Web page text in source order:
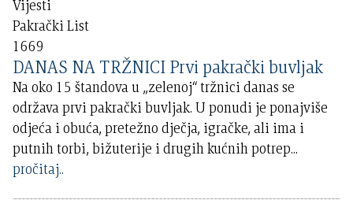
Vijesti
Pakrački List
1669
DANAS NA TRŽNICI Prvi pakrački buvljak
Na oko 15 štandova u „zelenoj“ tržnici danas se
održava prvi pakrački buvljak. U ponudi je ponajviše
odjeća i obuća, pretežno dječja, igračke, ali ima i
putnih torbi, bižuterije i drugih kućnih potrep...
pročitaj..